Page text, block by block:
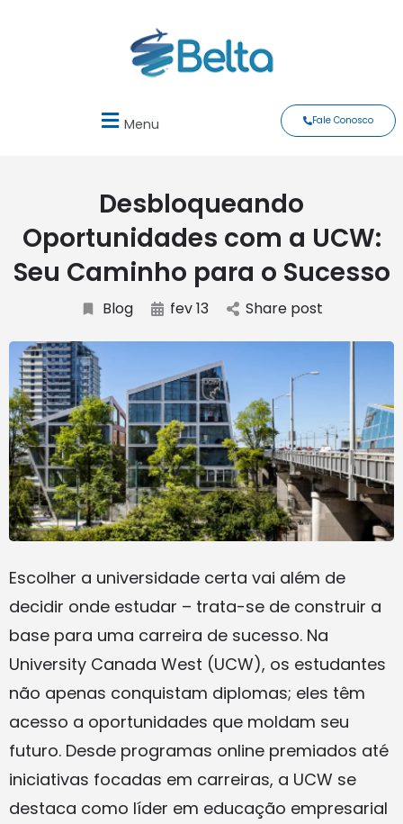
Menu Fale Conosco
Desbloqueando
Oportunidades com a UCW:
Seu Caminho para o Sucesso
Blog fev 13 Share post
Escolher a universidade certa vai além de
decidir onde estudar – trata-se de construir a
base para uma carreira de sucesso. Na
University Canada West (UCW), os estudantes
não apenas conquistam diplomas; eles têm
acesso a oportunidades que moldam seu
futuro. Desde programas online premiados até
iniciativas focadas em carreiras, a UCW se
destaca como líder em educação empresarial